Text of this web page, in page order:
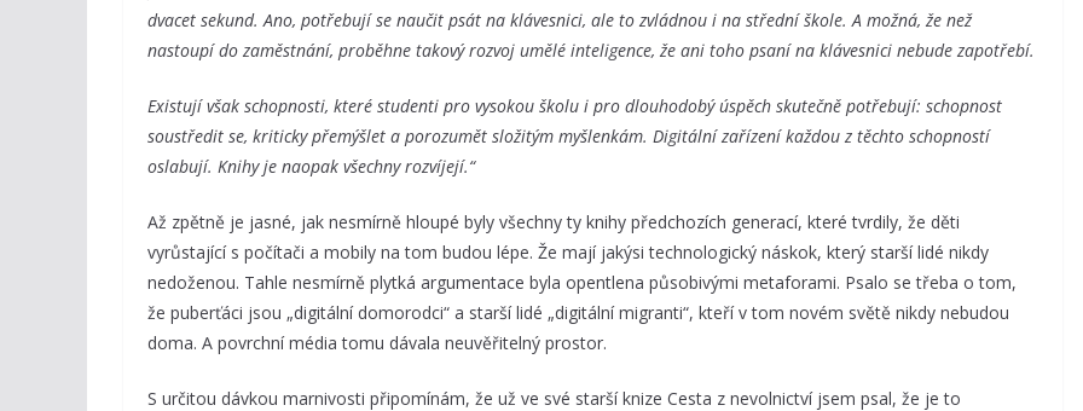
dvacet sekund. Ano, potřebují se naučit psát na klávesnici, ale to zvládnou i na střední škole. A možná, že než
nastoupí do zaměstnání, proběhne takový rozvoj umělé inteligence, že ani toho psaní na klávesnici nebude zapotřebí.
Existují však schopnosti, které studenti pro vysokou školu i pro dlouhodobý úspěch skutečně potřebují: schopnost
soustředit se, kriticky přemýšlet a porozumět složitým myšlenkám. Digitální zařízení každou z těchto schopností
oslabují. Knihy je naopak všechny rozvíjejí.“
Až zpětně je jasné, jak nesmírně hloupé byly všechny ty knihy předchozích generací, které tvrdily, že děti
vyrůstající s počítači a mobily na tom budou lépe. Že mají jakýsi technologický náskok, který starší lidé nikdy
nedoženou. Tahle nesmírně plytká argumentace byla opentlena působivými metaforami. Psalo se třeba o tom,
že puberťáci jsou „digitální domorodci“ a starší lidé „digitální migranti“, kteří v tom novém světě nikdy nebudou
doma. A povrchní média tomu dávala neuvěřitelný prostor.
S určitou dávkou marnivosti připomínám, že už ve své starší knize Cesta z nevolnictví jsem psal, že je to